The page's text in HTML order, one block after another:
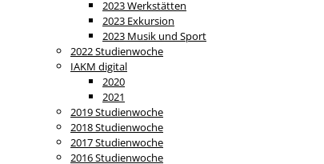
2023 Werkstätten
2023 Exkursion
2023 Musik und Sport
2022 Studienwoche
IAKM digital
2020
2021
2019 Studienwoche
2018 Studienwoche
2017 Studienwoche
2016 Studienwoche